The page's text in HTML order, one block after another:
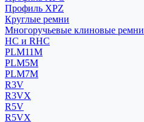
Профиль XPZ
Круглые ремни
Многоручьевые клиновые ремни
HC и RHC
PLM11M
PLM5M
PLM7M
R3V
R3VX
R5V
R5VX